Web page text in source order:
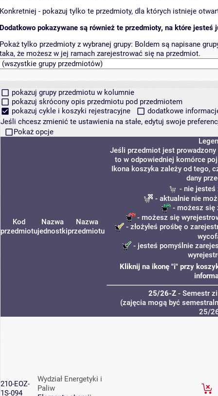
Konkretniej - pokazuj tylko te przedmioty, dla których istnieje
Dodatkowo pokazywane są również te przedmioty, na które jesteś
Pokaż tylko przedmioty z wybranej grupy: Boldem są napisane
taka, że możesz w jej ramach zarejestrować się na przedmiot.
pokazuj grupy przedmiotu w kolumnie
pokazuj skrócony opis przedmiotu pod przedmiotem
pokazuj cykle i koszyki rejestracyjne
dodatkowe
Jeśli chcesz zmienić te ustawienia na stałe, edytuj swoje
Pokaż opcje
Kod
przedmiotu
Nazwa
jednostki
Nazwa
przedmiotu
Jeśli przedmiot jest prowadzony
to w odpowiedniej komórce
Ikona koszyka zależy od tego,
dany
- nie jesteś
- aktualnie nie
- możesz się
- możesz się
- złożyłeś prośbę o
- jesteś pomyślnie
Kliknij na ikonę "i" przy
25/26-Z- Semestr
(zajęcia mogą być
25/
210-EOZ-
1S-094
Wydział Energetyki i
Paliw